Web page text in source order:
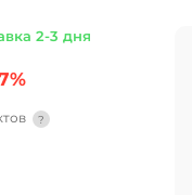
2-3 дня
?